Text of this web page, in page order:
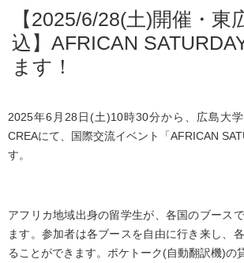
【2025/6/28(土)開催・東
込】AFRICAN
ます！
2025年6 月 28 日 (土)10時30分から、広島大
CREAにて、国際交流イベント「AFRICAN
す。
アフリカ地域出身の留学生が、各国のブース
ます。参加者は各ブースを自由に行き来し、
ることができます。ポケトーク(自動翻訳機)の